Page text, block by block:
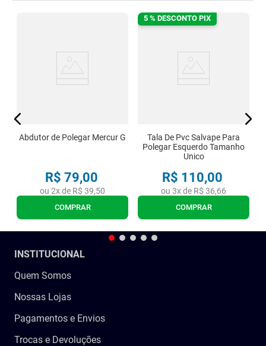
Abdutor de Polegar Mercur G
R$ 79,00
ou 2x de R$ 39,50
COMPRAR
5 % DESCONTO PIX
Tala De Pvc Salvape Para
Polegar Esquerdo Tamanho
Unico
R$ 110,00
ou 3x de R$ 36,66
COMPRAR
INSTITUCIONAL
Quem Somos
Nossas Lojas
Pagamentos e Envios
Trocas e Devoluções